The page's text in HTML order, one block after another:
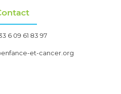
6 09 61 83 97
et-cancer.org